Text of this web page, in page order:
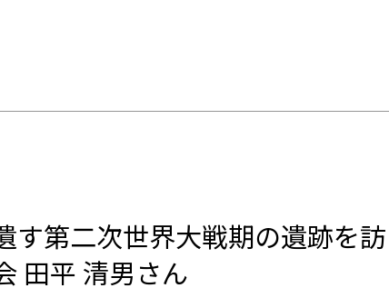
す第二次世界大戦期の遺跡を訪
田平 清男さん